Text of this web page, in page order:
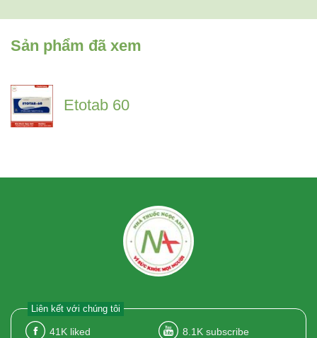
Sản phẩm đã xem
Etotab 60
Liên kết với chúng tôi
41K liked 8.1K subscribe